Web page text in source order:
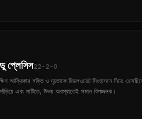
প্লেসিস22-2-0
আফ্রিকার শক্তি ও দৃঢ়তাকে মিডলওয়েট সিংহাসনে নিয়ে
এবং মাটিতে, উভয় অবস্থাতেই সমান বিপজ্জনক।